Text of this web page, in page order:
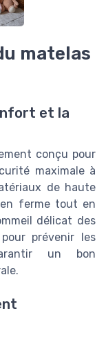
matelas
et la
conçu pour
maximale à
de haute
ferme tout en
délicat des
prévenir les
un bon